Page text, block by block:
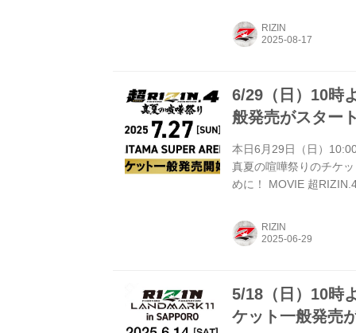
案内します。 終了予
予定時間が前後するこ
RIZIN
6/29（日）10時
般発売がスター
本日6月29日（日）
真夏の喧嘩祭りのチケ
めに！ MOVIE 超
RIZIN FFオフィシャル
合内容、イベント進行
RIZIN
5/18（日）10時
ケット一般発売